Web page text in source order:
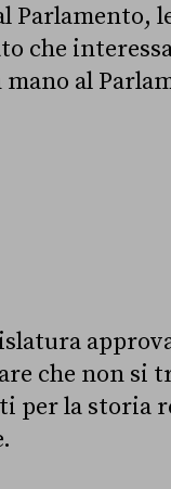
interessa
al
che non si
la storia